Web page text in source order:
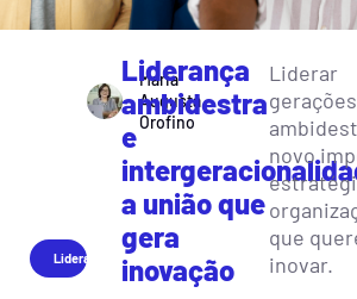
Liderança
Maria
Augusta
Orofino
Liderança
ambidestra
e
a união que
gera
inovação
Liderar
novo
que
inovar.